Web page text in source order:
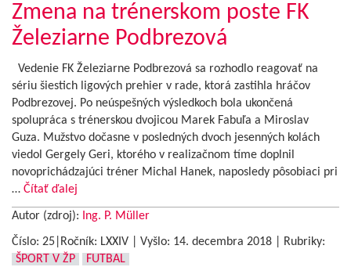
Zmena na trénerskom poste FK
Železiarne Podbrezová
Vedenie FK Železiarne Podbrezová sa rozhodlo reagovať na
sériu šiestich ligových prehier v rade, ktorá zastihla hráčov
Podbrezovej. Po neúspešných výsledkoch bola ukončená
spolupráca s trénerskou dvojicou Marek Fabuľa a Miroslav
Guza. Mužstvo dočasne v posledných dvoch jesenných kolách
viedol Gergely Geri, ktorého v realizačnom tíme doplnil
novoprichádzajúci tréner Michal Hanek, naposledy pôsobiaci pri
… Čítať ďalej
Autor (zdroj): Ing. P. Müller
Číslo: 25|Ročník: LXXIV | Vyšlo: 14. decembra 2018
Rubriky:
ŠPORT V ŽP
FUTBAL